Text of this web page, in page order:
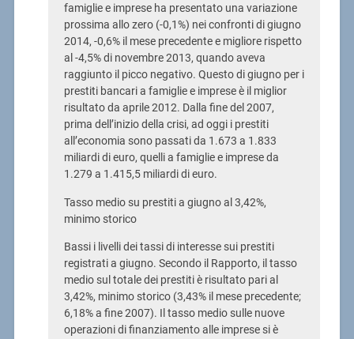
famiglie e imprese ha presentato una variazione
prossima allo zero (-0,1%) nei confronti di giugno
2014, -0,6% il mese precedente e migliore rispetto
al -4,5% di novembre 2013, quando aveva
raggiunto il picco negativo. Questo di giugno per i
prestiti bancari a famiglie e imprese è il miglior
risultato da aprile 2012. Dalla fine del 2007,
prima dell’inizio della crisi, ad oggi i prestiti
all’economia sono passati da 1.673 a 1.833
miliardi di euro, quelli a famiglie e imprese da
1.279 a 1.415,5 miliardi di euro.
Tasso medio su prestiti a giugno al 3,42%,
minimo storico
Bassi i livelli dei tassi di interesse sui prestiti
registrati a giugno. Secondo il Rapporto, il tasso
medio sul totale dei prestiti è risultato pari al
3,42%, minimo storico (3,43% il mese precedente;
6,18% a fine 2007). Il tasso medio sulle nuove
operazioni di finanziamento alle imprese si è